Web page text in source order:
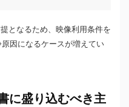
となるため、映像利用条件を
因になるケースが増えてい
に盛り込むべき主